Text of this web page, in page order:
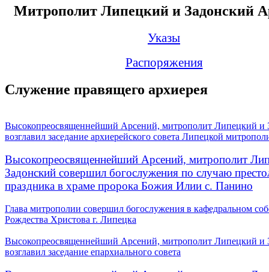
Митрополит Липецкий и Задонский
Указы
Распоряжения
Служение правящего архиерея
Высокопреосвященнейший Арсений, митрополит Липецкий и
возглавил заседание архиерейского совета Липецкой
Высокопреосвященнейший Арсений, митрополит
Задонский совершил богослужения по случаю
праздника в храме пророка Божия Илии с. Панино
Глава митрополии совершил богослужения в кафедральном
Рождества Христова г. Липецка
Высокопреосвященнейший Арсений, митрополит Липецкий и
возглавил заседание епархиального совета